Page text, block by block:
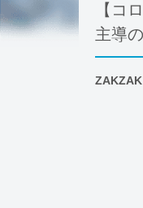
【コ
主導
ZAKZAK